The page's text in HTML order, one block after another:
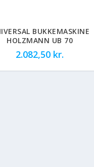
BUKKEMASKINE
HOLZMANN UB 70
2.082,50 kr.